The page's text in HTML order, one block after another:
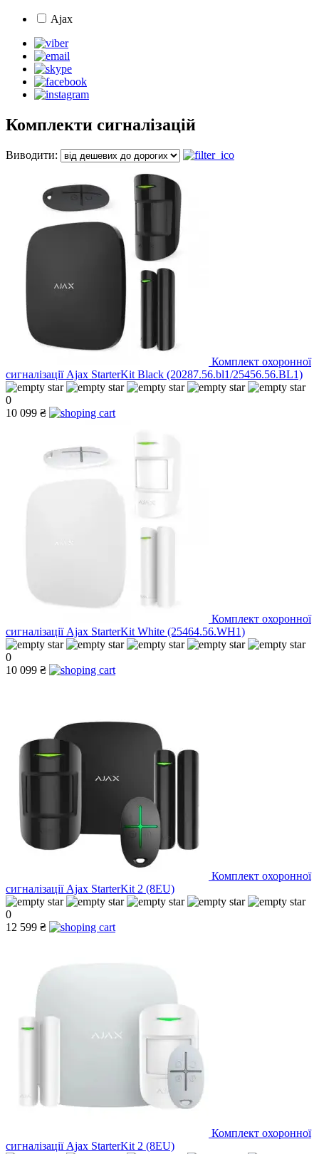
Ajax
Комплекти сигналізацій
Виводити:
Комплект охоронної
сигналізації Ajax StarterKit Black (20287.56.bl1/25456.56.BL1)
0
10 099 ₴
Комплект охоронної
сигналізації Ajax StarterKit White (25464.56.WH1)
0
10 099 ₴
Комплект охоронної
сигналізації Ajax StarterKit 2 (8EU)
0
12 599 ₴
Комплект охоронної
сигналізації Ajax StarterKit 2 (8EU)